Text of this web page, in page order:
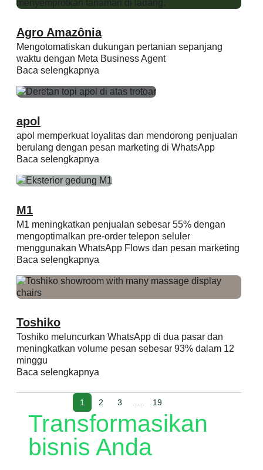
Agro Amazônia
Mengotomatiskan dukungan pertanian sepanjang
waktu dengan Meta Business Agent
Baca selengkapnya
apol
apol memperkuat loyalitas dan mendorong penjualan
berulang dengan pesan marketing di WhatsApp
Baca selengkapnya
M1
M1 meningkatkan penjualan sebesar 55% dengan
mengoptimalkan pre-order telepon seluler
menggunakan WhatsApp Flows dan pesan marketing
Baca selengkapnya
Toshiko
Toshiko meluncurkan WhatsApp di dua pasar dan
meningkatkan volume pesan sebesar 93% dalam 12
minggu
Baca selengkapnya
1 2 3 19
Transformasikan
bisnis Anda